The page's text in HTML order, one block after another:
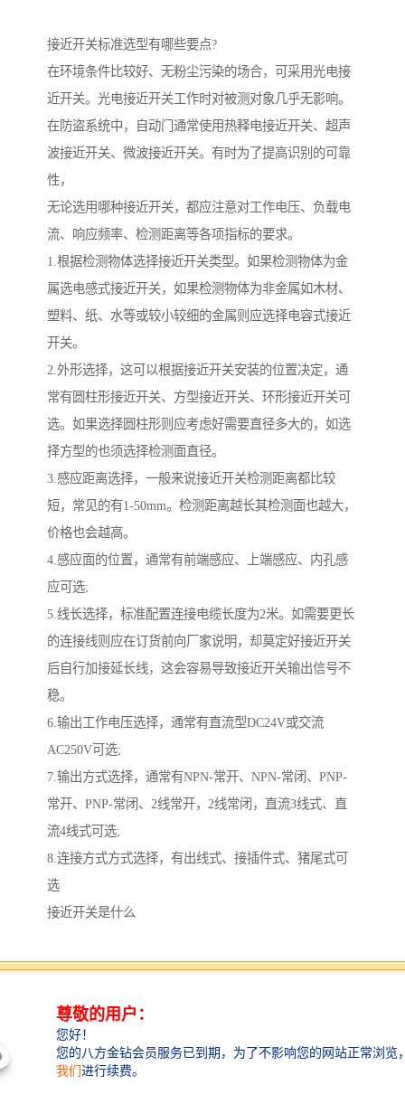
接近开关标准选型有哪些要点?
在环境条件比较好、无粉尘污染的场合，可采用光电接
近开关。光电接近开关工作时对被测对象几乎无影响。
在防盗系统中，自动门通常使用热释电接近开关、超声
波接近开关、微波接近开关。有时为了提高识别的可靠
性，
无论选用哪种接近开关，都应注意对工作电压、负载电
流、响应频率、检测距离等各项指标的要求。
1.根据检测物体选择接近开关类型。如果检测物体为金
属选电感式接近开关，如果检测物体为非金属如木材、
塑料、纸、水等或较小较细的金属则应选择电容式接近
开关。
2.外形选择，这可以根据接近开关安装的位置决定，通
常有圆柱形接近开关、方型接近开关、环形接近开关可
选。如果选择圆柱形则应考虑好需要直径多大的，如选
择方型的也须选择检测面直径。
3.感应距离选择，一般来说接近开关检测距离都比较
短，常见的有1-50mm。检测距离越长其检测面也越大，
价格也会越高。
4.感应面的位置，通常有前端感应、上端感应、内孔感
应可选;
5.线长选择，标准配置连接电缆长度为2米。如需要更长
的连接线则应在订货前向厂家说明，却莫定好接近开关
后自行加接延长线，这会容易导致接近开关输出信号不
稳。
6.输出工作电压选择，通常有直流型DC24V或交流
AC250V可选;
7.输出方式选择，通常有NPN-常开、NPN-常闭、PNP-
常开、PNP-常闭、2线常开，2线常闭，直流3线式、直
流4线式可选;
8.连接方式方式选择，有出线式、接插件式、猪尾式可
选
接近开关是什么